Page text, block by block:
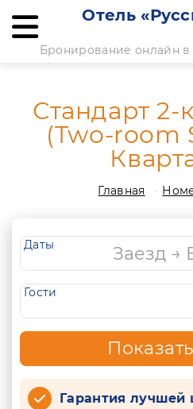
Отель
Бронирование онлайн в
Стандарт
(Two-room
Главная
Даты
Гости
Гарантия лучшей